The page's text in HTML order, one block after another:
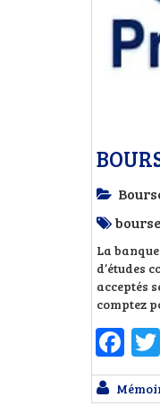
La
d’études
acceptés
comptez